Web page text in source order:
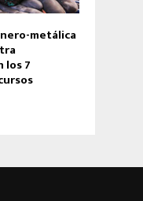
metálica
los 7